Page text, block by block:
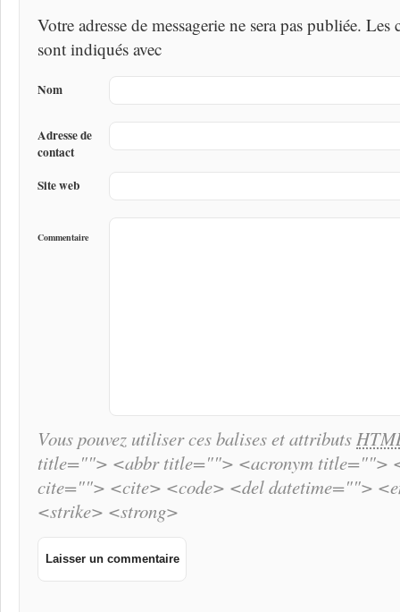
Votre adresse de messagerie ne sera pas publiée.
sont indiqués avec
Nom
Adresse de
contact
Site web
Commentaire
Vous pouvez utiliser ces balises et attributs
title=""> <abbr title=""> <acronym title="">
cite=""> <cite> <code> <del datetime="">
<strike> <strong>